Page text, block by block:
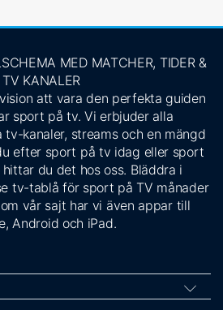
MED MATCHER, TIDER &
TV KANALER
att vara den perfekta guiden
sport på tv. Vi erbjuder alla
tv-kanaler, streams och en mängd
efter sport på tv idag eller sport
du det hos oss. Bläddra i
tv-tablå för sport på TV månader
vår sajt har vi även appar till
Android och iPad.